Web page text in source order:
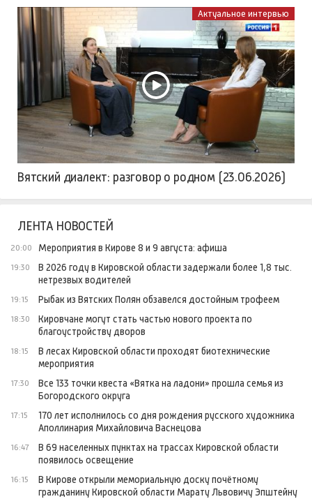
Актуальное интервью
Вятский диалект: разговор о родном (23.06.2026)
ЛЕНТА НОВОСТЕЙ
20:00 Мероприятия в Кирове 8 и 9 августа: афиша
19:30
В 2026 году в Кировской области задержали более 1,8 тыс.
нетрезвых водителей
19:15 Рыбак из Вятских Полян обзавелся достойным трофеем
18:30
Кировчане могут стать частью нового проекта по
благоустройству дворов
18:15
В лесах Кировской области проходят биотехнические
мероприятия
17:30
Все 133 точки квеста «Вятка на ладони» прошла семья из
Богородского округа
17:15
170 лет исполнилось со дня рождения русского художника
Аполлинария Михайловича Васнецова
16:47
В 69 населенных пунктах на трассах Кировской области
появилось освещение
16:15
В Кирове открыли мемориальную доску почётному
гражданину Кировской области Марату Львовичу Эпштейну